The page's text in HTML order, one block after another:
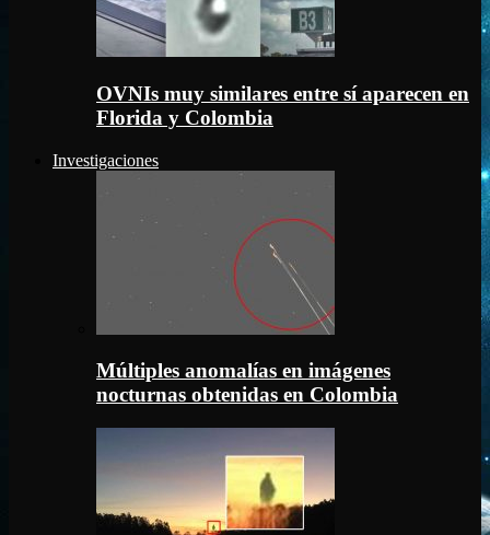
OVNIs muy similares entre sí aparecen en
Florida y Colombia
Investigaciones
Múltiples anomalías en imágenes
nocturnas obtenidas en Colombia